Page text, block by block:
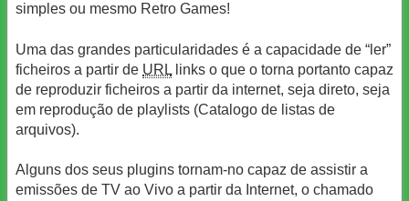
simples ou mesmo Retro Games!
Uma das grandes particularidades é a capacidade de “ler”
ficheiros a partir de URL links o que o torna portanto capaz
de reproduzir ficheiros a partir da internet, seja direto, seja
em reprodução de playlists (Catalogo de listas de
arquivos).
Alguns dos seus plugins tornam-no capaz de assistir a
emissões de TV ao Vivo a partir da Internet, o chamado